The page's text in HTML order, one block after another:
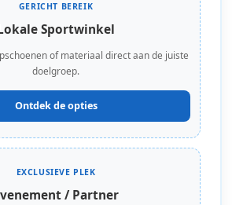
GERICHT BEREIK
Sportwinkel
of materiaal direct aan de juiste
doelgroep.
Ontdek de opties
EXCLUSIEVE PLEK
/ Partner